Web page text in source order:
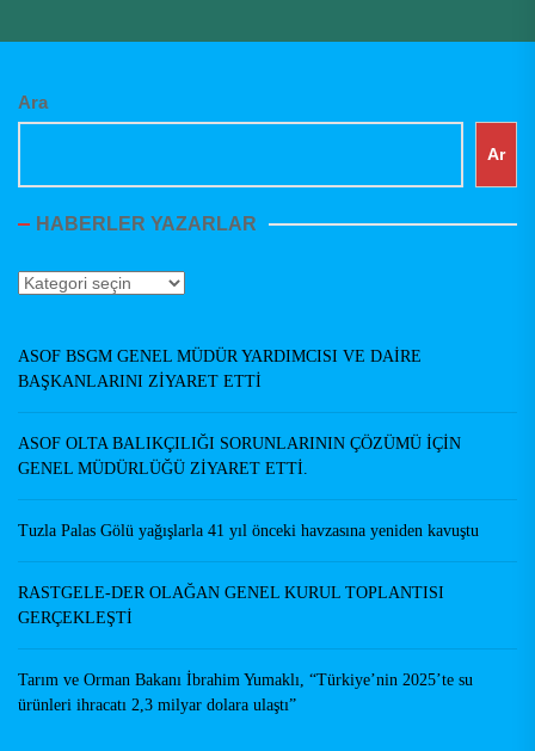
Ara
Ar
HABERLER YAZARLAR
Haberler
ASOF BSGM GENEL MÜDÜR YARDIMCISI VE DAİRE
BAŞKANLARINI ZİYARET ETTİ
ASOF OLTA BALIKÇILIĞI SORUNLARININ ÇÖZÜMÜ İÇİN
GENEL MÜDÜRLÜĞÜ ZİYARET ETTİ.
Tuzla Palas Gölü yağışlarla 41 yıl önceki havzasına yeniden kavuştu
RASTGELE-DER OLAĞAN GENEL KURUL TOPLANTISI
GERÇEKLEŞTİ
Tarım ve Orman Bakanı İbrahim Yumaklı, “Türkiye’nin 2025’te su
ürünleri ihracatı 2,3 milyar dolara ulaştı”